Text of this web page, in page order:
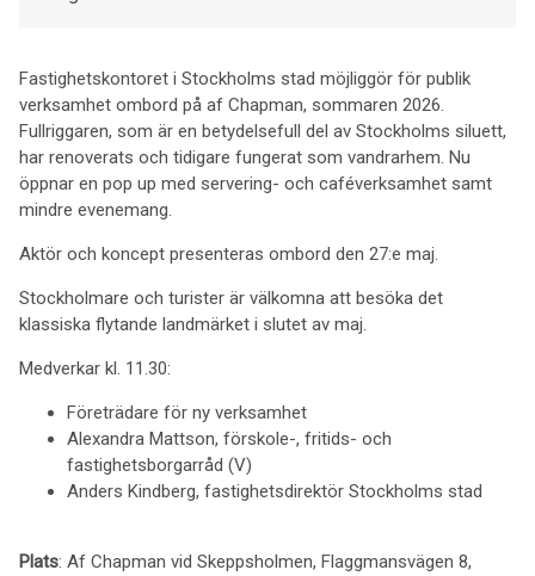
Fastighetskontoret i Stockholms stad möjliggör för publik
verksamhet ombord på af Chapman, sommaren 2026.
Fullriggaren, som är en betydelsefull del av Stockholms siluett,
har renoverats och tidigare fungerat som vandrarhem. Nu
öppnar en pop up med servering- och caféverksamhet samt
mindre evenemang.
Aktör och koncept presenteras ombord den 27:e maj.
Stockholmare och turister är välkomna att besöka det
klassiska flytande landmärket i slutet av maj.
Medverkar kl. 11.30:
Företrädare för ny verksamhet
Alexandra Mattson, förskole-, fritids- och
fastighetsborgarråd (V)
Anders Kindberg, fastighetsdirektör Stockholms stad
Plats: Af Chapman vid Skeppsholmen, Flaggmansvägen 8,